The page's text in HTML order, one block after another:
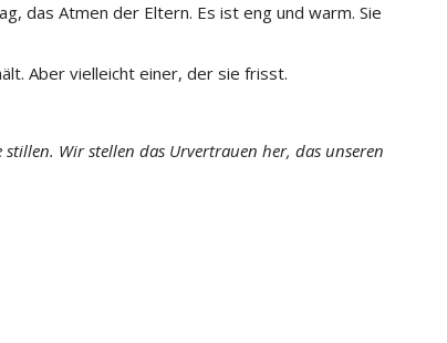
das Atmen der Eltern. Es ist eng und warm. Sie
Aber vielleicht einer, der sie frisst.
Wir stellen das Urvertrauen her, das unseren